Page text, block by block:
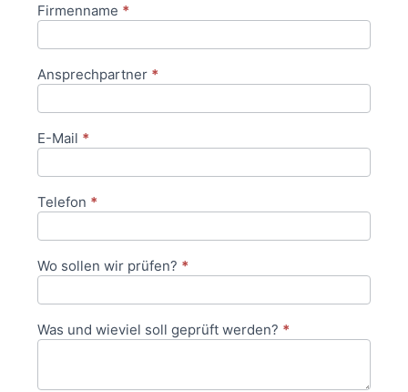
Anfrageformular
Firmenname *
Ansprechpartner *
E-Mail *
Telefon *
Wo sollen wir prüfen? *
Was und wieviel soll geprüft werden? *